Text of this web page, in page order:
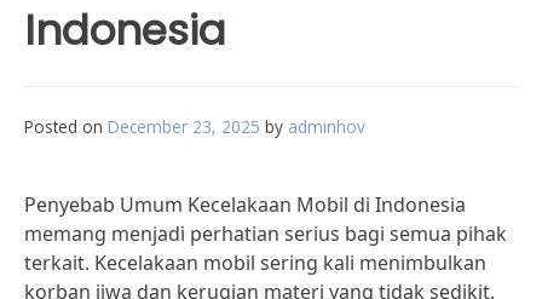
Indonesia
Posted on December 23, 2025 by adminhov
Penyebab Umum Kecelakaan Mobil di Indonesia
memang menjadi perhatian serius bagi semua pihak
terkait. Kecelakaan mobil sering kali menimbulkan
korban jiwa dan kerugian materi yang tidak sedikit.